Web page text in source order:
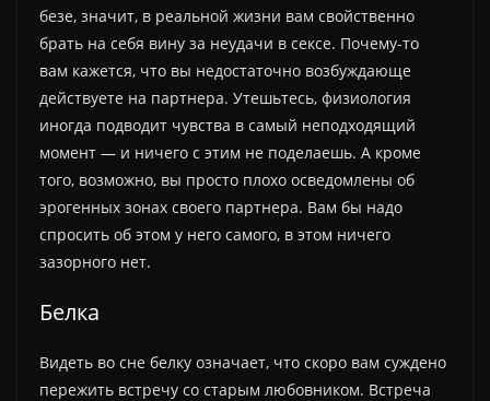
безе, значит, в реальной жизни вам свойственно
брать на себя вину за неудачи в сексе. Почему-то
вам кажется, что вы недостаточно возбуждающе
действуете на партнера. Утешьтесь, физиология
иногда подводит чувства в самый неподходящий
момент — и ничего с этим не поделаешь. А кроме
того, возможно, вы просто плохо осведомлены об
эрогенных зонах своего партнера. Вам бы надо
спросить об этом у него самого, в этом ничего
зазорного нет.
Белка
Видеть во сне белку означает, что скоро вам суждено
пережить встречу со старым любовником. Встреча